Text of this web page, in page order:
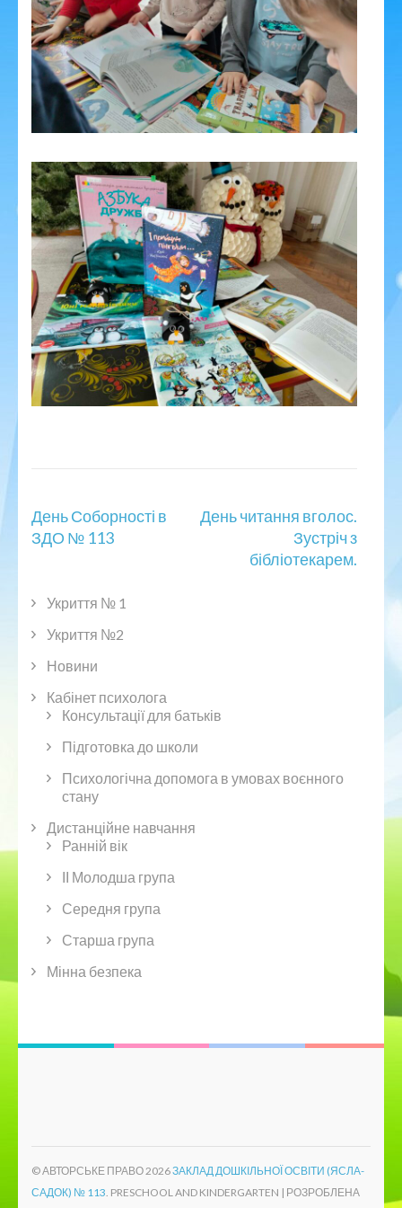
Навігація
записів
День Соборності в
ЗДО № 113
День читання вголос.
Зустріч з
бібліотекарем.
Укриття № 1
Укриття №2
Новини
Кабінет психолога
Консультації для батьків
Підготовка до школи
Психологічна допомога в умовах воєнного
стану
Дистанційне навчання
Ранній вік
ІІ Молодша група
Середня група
Старша група
Мінна безпека
© АВТОРСЬКЕ ПРАВО 2026ЗАКЛАД ДОШКІЛЬНОЇ ОСВІТИ (ЯСЛА-
САДОК) № 113. PRESCHOOL AND KINDERGARTEN | РОЗРОБЛЕНА